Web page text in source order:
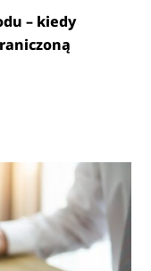
– kiedy